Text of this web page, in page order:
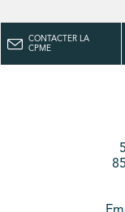
CONTACTER LA
CPME